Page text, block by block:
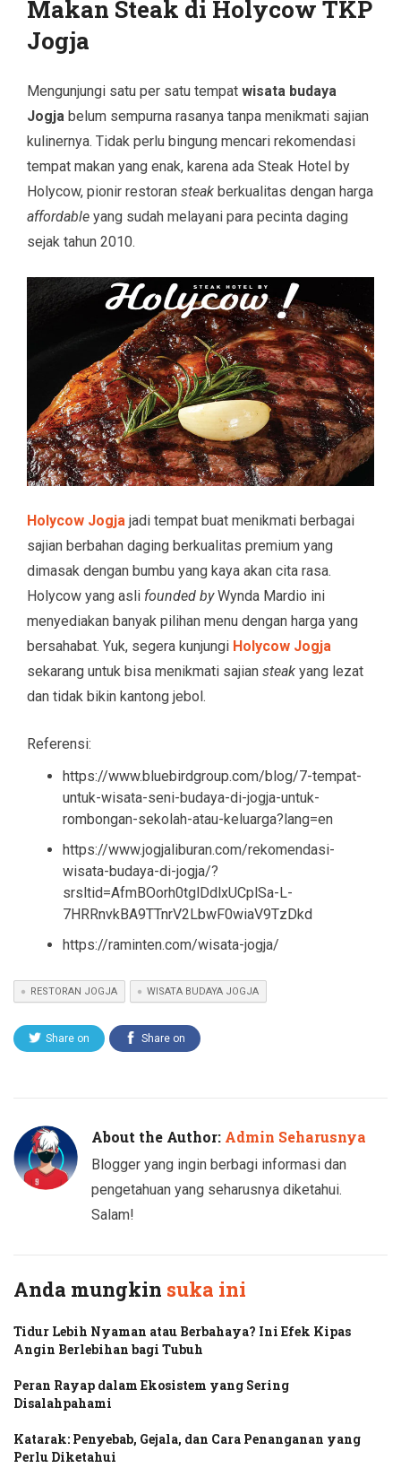
Makan Steak di Holycow TKP
Jogja
Mengunjungi satu per satu tempat wisata budaya
Jogja belum sempurna rasanya tanpa menikmati sajian
kulinernya. Tidak perlu bingung mencari rekomendasi
tempat makan yang enak, karena ada Steak Hotel by
Holycow, pionir restoran steak berkualitas dengan harga
affordable yang sudah melayani para pecinta daging
sejak tahun 2010.
Holycow Jogja jadi tempat buat menikmati berbagai
sajian berbahan daging berkualitas premium yang
dimasak dengan bumbu yang kaya akan cita rasa.
Holycow yang asli founded byWynda Mardio ini
menyediakan banyak pilihan menu dengan harga yang
bersahabat. Yuk, segera kunjungi Holycow Jogja
sekarang untuk bisa menikmati sajian steak yang lezat
dan tidak bikin kantong jebol.
Referensi:
https://www.bluebirdgroup.com/blog/7-tempat-
untuk-wisata-seni-budaya-di-jogja-untuk-
rombongan-sekolah-atau-keluarga?lang=en
https://www.jogjaliburan.com/rekomendasi-
wisata-budaya-di-jogja/?
srsltid=AfmBOorh0tglDdlxUCplSa-L-
7HRRnvkBA9TTnrV2LbwF0wiaV9TzDkd
https://raminten.com/wisata-jogja/
RESTORAN JOGJA WISATA BUDAYA JOGJA
Share on Share on
About the Author: Admin Seharusnya
Blogger yang ingin berbagi informasi dan
pengetahuan yang seharusnya diketahui.
Salam!
Anda mungkin suka ini
Tidur Lebih Nyaman atau Berbahaya? Ini Efek Kipas
Angin Berlebihan bagi Tubuh
Peran Rayap dalam Ekosistem yang Sering
Disalahpahami
Katarak: Penyebab, Gejala, dan Cara Penanganan yang
Perlu Diketahui